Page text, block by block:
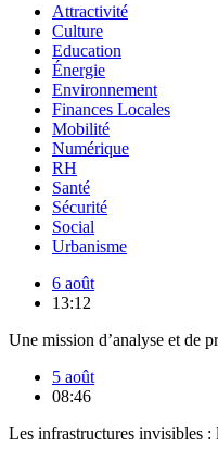
Attractivité
Culture
Education
Énergie
Environnement
Finances Locales
Mobilité
Numérique
RH
Santé
Sécurité
Social
Urbanisme
6 août
13:12
Une mission d’analyse et de
5 août
08:46
Les infrastructures invisibles :